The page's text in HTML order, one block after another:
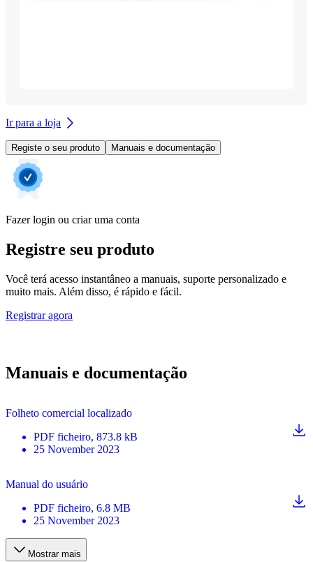
Ir para a loja
Registe o seu produto Manuais e documentação
Fazer login ou criar uma conta
Registre seu produto
Você terá acesso instantâneo a manuais, suporte personalizado e
muito mais. Além disso, é rápido e fácil.
Registrar agora
Manuais e documentação
Folheto comercial localizado
PDF ficheiro, 873.8 kB
25 November 2023
Manual do usuário
PDF ficheiro, 6.8 MB
25 November 2023
Mostrar mais